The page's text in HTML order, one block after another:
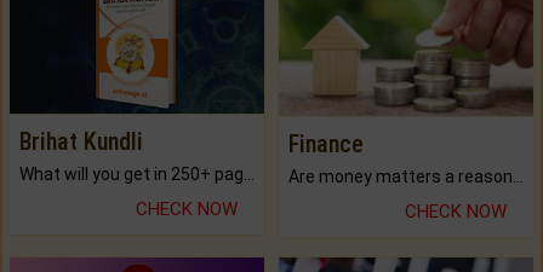
Brihat Kundli
CHECK NOW
Finance
CHECK NOW